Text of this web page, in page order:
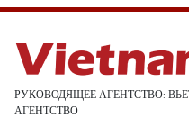
РУКОВОДЯЩЕЕ АГЕНТСТВО:
АГЕНТСТВО